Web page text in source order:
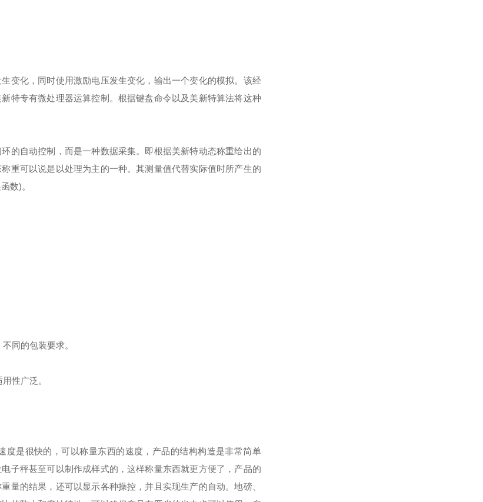
变化，同时使用激励电压发生变化，输出一个变化的模拟。该经
特专有微处理器运算控制。根据键盘命令以及美新特算法将这种
的自动控制，而是一种数据采集。即根据美新特动态称重给出的
重可以说是以处理为主的一种。其测量值代替实际值时所产生的
数)。
同的包装要求。
性广泛。
是很快的，可以称量东西的速度，产品的结构构造是非常简单
子秤甚至可以制作成样式的，这样称量东西就更方便了，产品的
量的结果，还可以显示各种操控，并且实现生产的自动。地磅、